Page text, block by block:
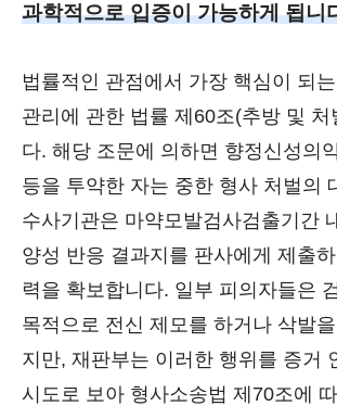
과학적으로 입증이 가능하게 됩니
법률적인 관점에서 가장 핵심이 되
관리에 관한 법률 제60조(추방 및 처
다. 해당 조문에 의하면 향정신성의
등을 투약한 자는 중한 형사 처벌의
수사기관은 마약모발검사검출기간
양성 반응 결과지를 판사에게 제출
력을 확보합니다. 일부 피의자들은
목적으로 전신 제모를 하거나 삭발
지만, 재판부는 이러한 행위를 증거
시도로 보아 형사소송법 제70조에